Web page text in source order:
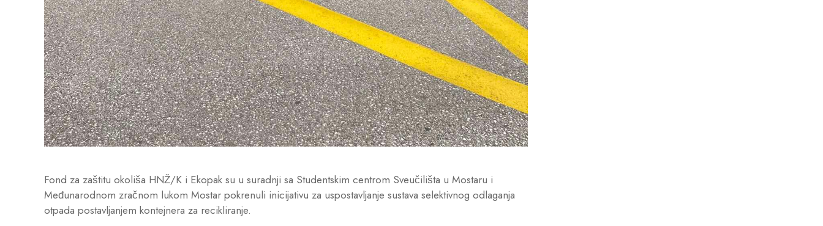
Fond za zaštitu okoliša HNŽ/K i Ekopak su u suradnji sa Studentskim centrom Sveučilišta u Mostaru i
Međunarodnom zračnom lukom Mostar pokrenuli inicijativu za uspostavljanje sustava selektivnog odlaganja
otpada postavljanjem kontejnera za recikliranje.